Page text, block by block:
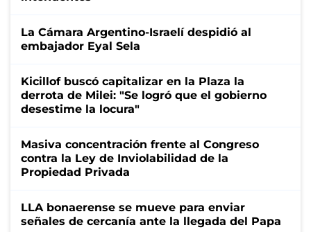
La Cámara Argentino-Israelí despidió al
embajador Eyal Sela
Kicillof buscó capitalizar en la Plaza la
derrota de Milei: "Se logró que el gobierno
desestime la locura"
Masiva concentración frente al Congreso
contra la Ley de Inviolabilidad de la
Propiedad Privada
LLA bonaerense se mueve para enviar
señales de cercanía ante la llegada del Papa